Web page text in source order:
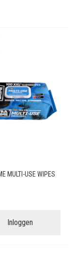
MULTI-USE WIPES
Inloggen